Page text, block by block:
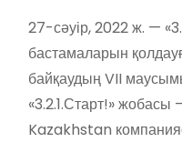
27-сәуір, 2022 ж. —
бастамаларын
байқаудың VII
«3.2.1.Старт!»
Kazakhstan